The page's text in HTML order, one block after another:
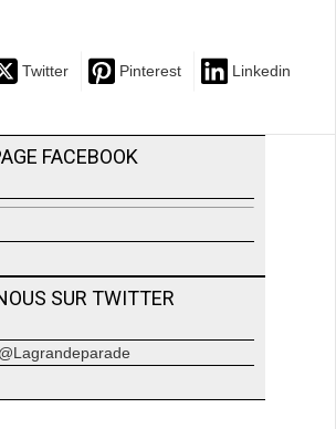
Twitter Pinterest Linkedin
FACEBOOK
SUR TWITTER